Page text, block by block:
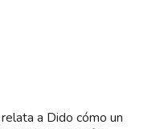
a Dido cómo un